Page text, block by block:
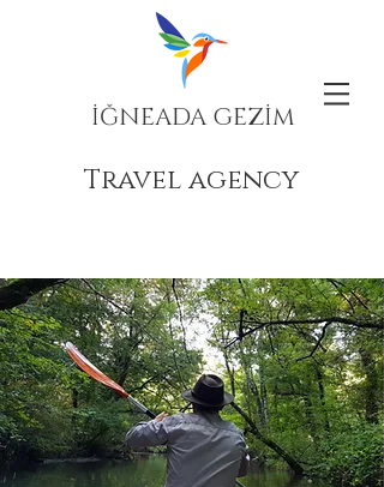
İĞNEADA GEZİM
Travel agency